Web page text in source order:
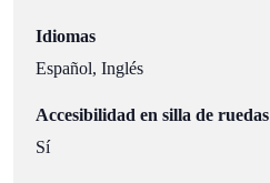
Idiomas
Español, Inglés
Accesibilidad en silla de ruedas
Sí